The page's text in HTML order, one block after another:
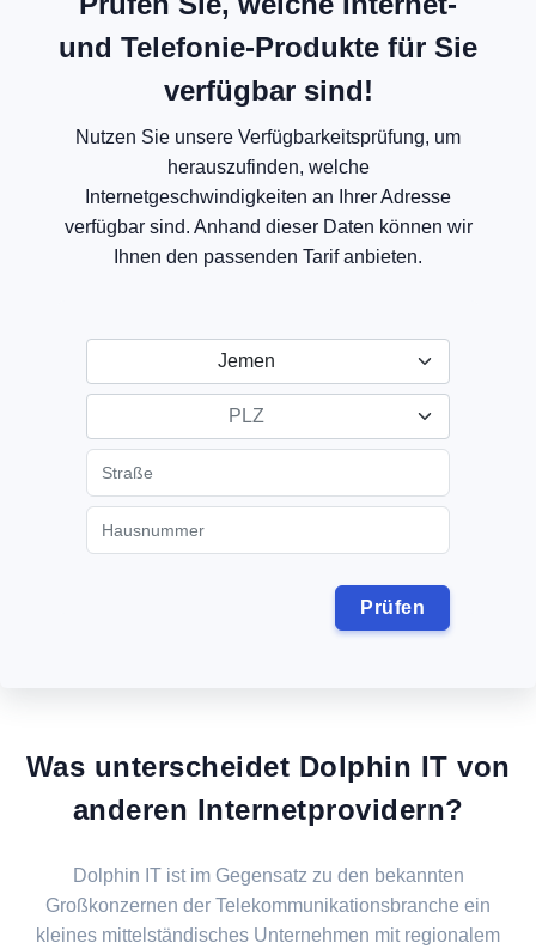
und Telefonie-Produkte für Sie
verfügbar sind!
Nutzen Sie unsere Verfügbarkeitsprüfung, um
herauszufinden, welche
Internetgeschwindigkeiten an Ihrer Adresse
verfügbar sind. Anhand dieser Daten können wir
Ihnen den passenden Tarif anbieten.
Jemen
PLZ
Was unterscheidet Dolphin IT von
anderen Internetprovidern?
Dolphin IT ist im Gegensatz zu den bekannten
Großkonzernen der Telekommunikationsbranche ein
kleines mittelständisches Unternehmen mit regionalem